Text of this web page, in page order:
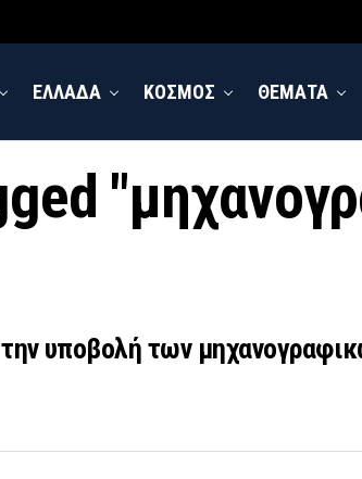
ΕΛΛΑΔΑ ΚΟΣΜΟΣ ΘΕΜΑΤΑ
υποβολή των